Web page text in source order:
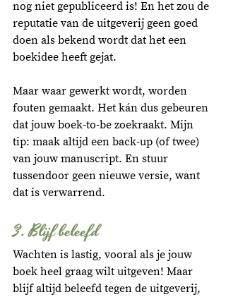
nog niet gepubliceerd is! En het zou de
reputatie van de uitgeverij geen goed
doen als bekend wordt dat het een
boekidee heeft gejat.
Maar waar gewerkt wordt, worden
fouten gemaakt. Het kán dus gebeuren
dat jouw boek-to-be zoekraakt. Mijn
tip: maak altijd een back-up (of twee)
van jouw manuscript. En stuur
tussendoor geen nieuwe versie, want
dat is verwarrend.
3. Blijf beleefd
Wachten is lastig, vooral als je jouw
boek heel graag wilt uitgeven! Maar
blijf altijd beleefd tegen de uitgeverij,